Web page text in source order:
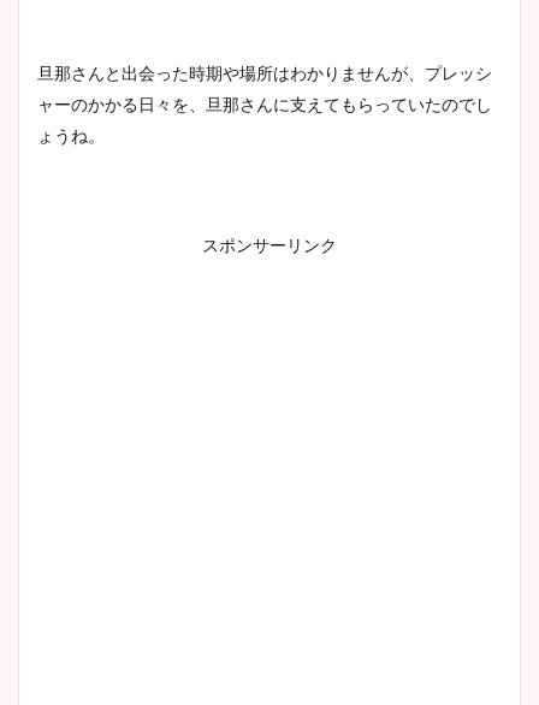
旦那さんと出会った時期や場所はわかりませんが、プレッシ
ャーのかかる日々を、旦那さんに支えてもらっていたのでし
ょうね。
スポンサーリンク